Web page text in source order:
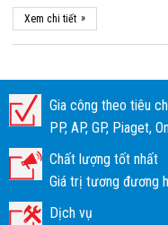
Xem chi tiết »
Gia công theo tiêu
PP, AP, GP, Piaget,
Chất lượng tốt nhất
Giá trị tương đương
Dịch vụ